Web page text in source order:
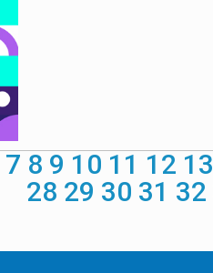
7 8 9 10 11 12 13
28 29 30 31 32